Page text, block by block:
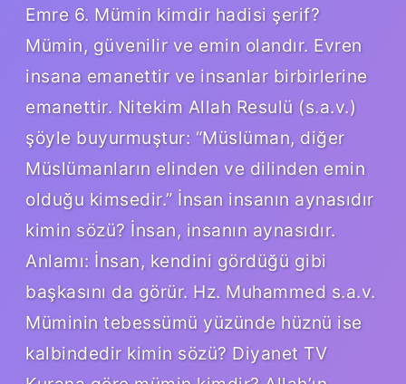
Emre 6. Mümin kimdir hadisi şerif?
Mümin, güvenilir ve emin olandır. Evren
insana emanettir ve insanlar birbirlerine
emanettir. Nitekim Allah Resulü (s.a.v.)
şöyle buyurmuştur: “Müslüman, diğer
Müslümanların elinden ve dilinden emin
olduğu kimsedir.” İnsan insanın aynasıdır
kimin sözü? İnsan, insanın aynasıdır.
Anlamı: İnsan, kendini gördüğü gibi
başkasını da görür. Hz. Muhammed s.a.v.
Müminin tebessümü yüzünde hüznü ise
kalbindedir kimin sözü? Diyanet TV